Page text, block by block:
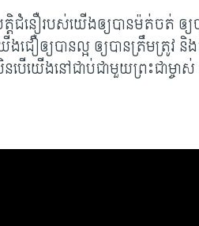
ត្តិ​ជំនឿ​របស់​យើង​ឲ្យ​បាន​ម៉ត់ចត់ ឲ្យ​
ជឿ​ឲ្យ​បាន​ល្អ ឲ្យ​បាន​ត្រឹមត្រូវ និ
បើ​យើង​នៅ​ជាប់​ជាមួយ​ព្រះ​ជា​ម្ចា